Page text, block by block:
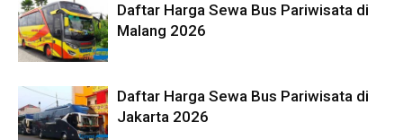
Daftar Harga Sewa Bus Pariwisata di
Malang 2026
Daftar Harga Sewa Bus Pariwisata di
Jakarta 2026